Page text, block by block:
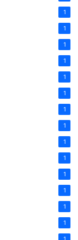
1
1
1
1
1
1
1
1
1
1
1
1
1
1